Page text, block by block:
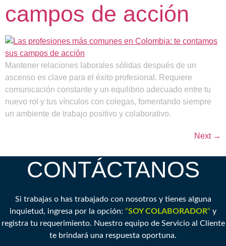
campos de acción
Mantener relaciones laborales sólidas después de un
ascenso es clave para el éxito profesional. Requiere
comunicación constante y un equilibrio adecuado entre tu
nuevo rol y tus vínculos con colegas, fomentando siempre
un ambiente de trabajo positivo y colaborativo.
Next →
CONTÁCTANOS
Si trabajas o has trabajado con nosotros y tienes alguna
inquietud, ingresa por la opción: “SOY COLABORADOR“ y
registra tu requerimiento. Nuestro equipo de Servicio al Cliente
te brindará una respuesta oportuna.